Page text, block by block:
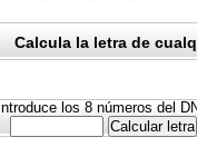
Calcula la letra de
Introduce los 8 números del